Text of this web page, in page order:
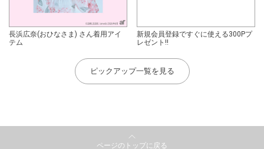
長浜広奈(おひなさま) さん着用アイ
テム
新規会員登録ですぐに使える300Pプ
レゼント!!
ピックアップ一覧を見る
ページのトップに戻る